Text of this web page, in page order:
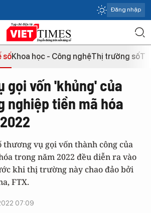
Đăng nhập
sốKhoa học - Công nghệThị trường số
gọi vốn 'khủng' của
nghiệp tiền mã hóa
thương vụ gọi vốn thành công của
trong năm 2022 đều diễn ra vào
khi thị trường này chao đảo bởi
FTX.
07:09